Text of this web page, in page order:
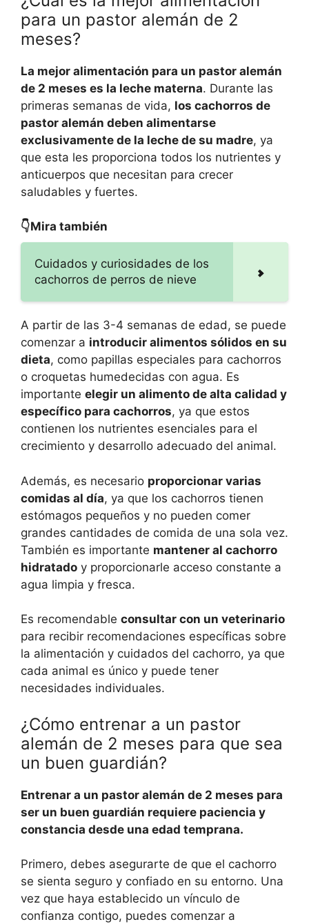
para un pastor alemán de 2
meses?
La mejor alimentación para un pastor alemán
de 2 meses es la leche materna. Durante las
primeras semanas de vida, los cachorros de
pastor alemán deben alimentarse
exclusivamente de la leche de su madre, ya
que esta les proporciona todos los nutrientes y
anticuerpos que necesitan para crecer
saludables y fuertes.
👇Mira también
Cuidados y curiosidades de los
cachorros de perros de nieve
A partir de las 3-4 semanas de edad, se puede
comenzar a introducir alimentos sólidos en su
dieta, como papillas especiales para cachorros
o croquetas humedecidas con agua. Es
importante elegir un alimento de alta calidad y
específico para cachorros, ya que estos
contienen los nutrientes esenciales para el
crecimiento y desarrollo adecuado del animal.
Además, es necesario proporcionar varias
comidas al día, ya que los cachorros tienen
estómagos pequeños y no pueden comer
grandes cantidades de comida de una sola vez.
También es importante mantener al cachorro
hidratado y proporcionarle acceso constante a
agua limpia y fresca.
Es recomendable consultar con un veterinario
para recibir recomendaciones específicas sobre
la alimentación y cuidados del cachorro, ya que
cada animal es único y puede tener
necesidades individuales.
¿Cómo entrenar a un pastor
alemán de 2 meses para que sea
un buen guardián?
Entrenar a un pastor alemán de 2 meses para
ser un buen guardián requiere paciencia y
constancia desde una edad temprana.
Primero, debes asegurarte de que el cachorro
se sienta seguro y confiado en su entorno. Una
vez que haya establecido un vínculo de
confianza contigo, puedes comenzar a